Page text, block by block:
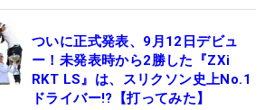
ついに正式発表、9月12日デビュ
ー！未発表時から2勝した『ZXi
RKT LS』は、スリクソン史上No.1
ドライバー!?【打ってみた】